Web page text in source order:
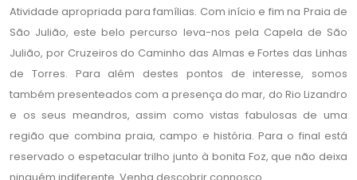
Atividade apropriada para famílias. Com início e fim na Praia de
São Julião, este belo percurso leva-nos pela Capela de São
Julião, por Cruzeiros do Caminho das Almas e Fortes das Linhas
de Torres. Para além destes pontos de interesse, somos
também presenteados com a presença do mar, do Rio Lizandro
e os seus meandros, assim como vistas fabulosas de uma
região que combina praia, campo e história. Para o final está
reservado o espetacular trilho junto à bonita Foz, que não deixa